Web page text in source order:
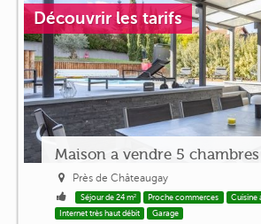
Découvrir les tarifs
Maison a vendre 5 chambres
Près de Châteaugay
Séjour de 24 m² Proche commerces Cuisine
Internet très haut débit
Garage